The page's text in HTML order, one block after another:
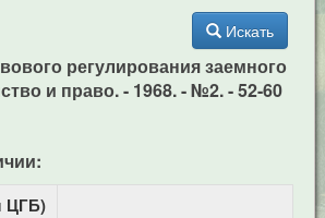
Искать
регулирования заемного
и право. - 1968. - №2. - 52-60
ЦГБ)